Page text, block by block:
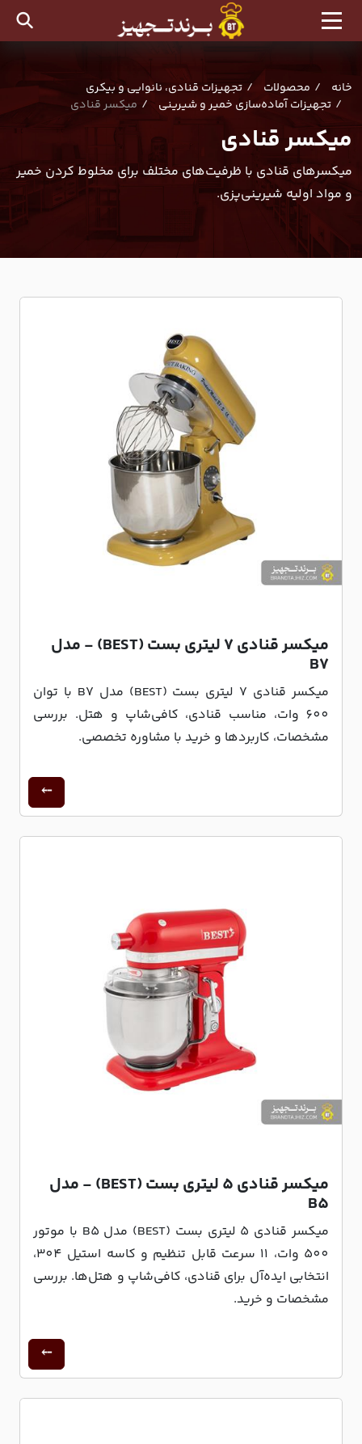
خانه محصولات
تجهیزات قنادی، نانوایی و بیکری
تجهیزات آماده‌سازی خمیر و شیرینی
میکسر قنادی
میکسر قنادی
میکسرهای قنادی با ظرفیت‌های مختلف برای مخلوط کردن خمیر
و مواد اولیه شیرینی‌پزی.
میکسر قنادی 7 لیتری بست (BEST) - مدل
B7
میکسر قنادی 7 لیتری بست (BEST) مدل B7 با توان
600 وات، مناسب قنادی، کافی‌شاپ و هتل. بررسی
مشخصات، کاربردها و خرید با مشاوره تخصصی.
میکسر قنادی 5 لیتری بست (BEST) - مدل
B5
میکسر قنادی 5 لیتری بست (BEST) مدل B5 با موتور
500 وات، 11 سرعت قابل تنظیم و کاسه استیل 304،
انتخابی ایده‌آل برای قنادی، کافی‌شاپ و هتل‌ها. بررسی
مشخصات و خرید.